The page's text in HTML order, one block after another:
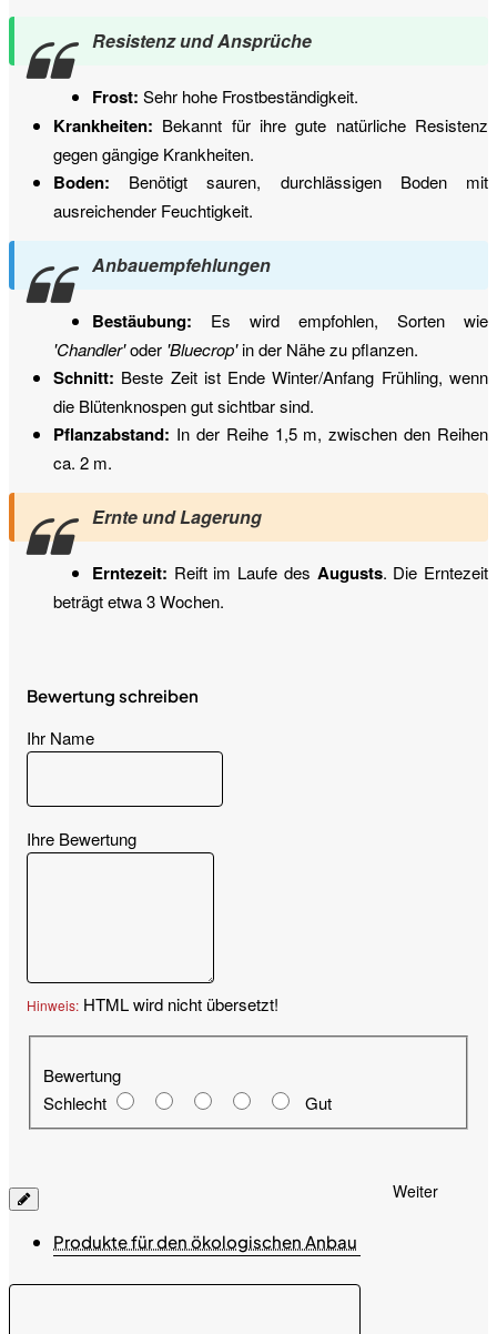
Resistenz und Ansprüche
Frost: Sehr hohe Frostbeständigkeit.
Krankheiten: Bekannt für ihre gute natürliche Resistenz
gegen gängige Krankheiten.
Boden: Benötigt sauren, durchlässigen Boden mit
ausreichender Feuchtigkeit.
Anbauempfehlungen
Bestäubung: Es wird empfohlen, Sorten wie
'Chandler'oder 'Bluecrop'in der Nähe zu pflanzen.
Schnitt: Beste Zeit ist Ende Winter/Anfang Frühling, wenn
die Blütenknospen gut sichtbar sind.
Pflanzabstand: In der Reihe 1,5 m, zwischen den Reihen
ca. 2 m.
Ernte und Lagerung
Erntezeit: Reift im Laufe des Augusts. Die Erntezeit
beträgt etwa 3 Wochen.
Bewertung schreiben
Ihr Name
Ihre Bewertung
Hinweis: HTML wird nicht übersetzt!
Bewertung
Schlecht
Gut
Weiter
Produkte für den ökologischen Anbau